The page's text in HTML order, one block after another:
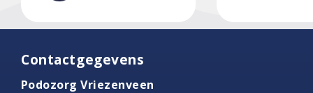
Contactgegevens
Podozorg Vriezenveen